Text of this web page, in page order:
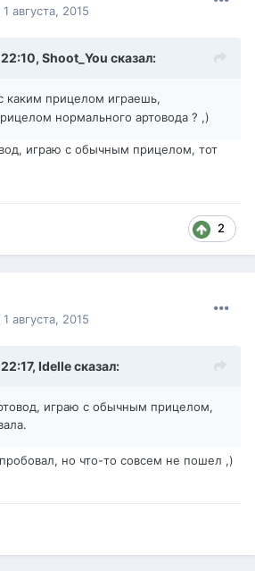
1 августа, 2015
Shoot_You сказал:
каким прицелом играешь,
нормального артовода ? ,)
играю с обычным прицелом, тот
2
1 августа, 2015
Idelleсказал:
играю с обычным прицелом,
но что-то совсем не пошел ,)